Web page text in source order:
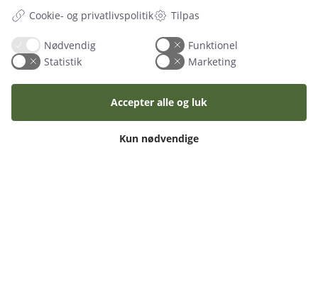
Her levere vi
Praktisk
Vagt
Cookie- og privatlivspolitik Tilpas
Nødvendig
Funktionel
Statistik
Marketing
Kun nødvendige
Accepter alle og luk